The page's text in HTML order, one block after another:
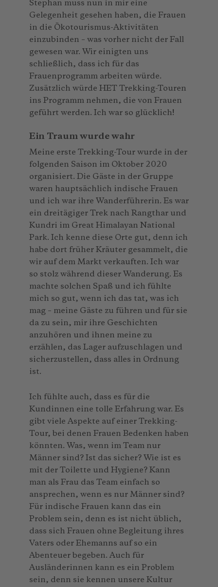
Stephan muss nun in mir eine
Gelegenheit gesehen haben, die Frauen
in die Ökotourismus-Aktivitäten
einzubinden – was vorher nicht der Fall
gewesen war. Wir einigten uns
schließlich, dass ich für das
Frauenprogramm arbeiten würde.
Zusätzlich würde HET Trekking-Touren
ins Programm nehmen, die von Frauen
geführt werden. Ich war so glücklich!
Ein Traum wurde wahr
Meine erste Trekking-Tour wurde in der
folgenden Saison im Oktober 2020
organisiert. Die Gäste in der Gruppe
waren hauptsächlich indische Frauen
und ich war ihre Wanderführerin. Es war
ein dreitägiger Trek nach Rangthar und
Kundri im Great Himalayan National
Park. Ich kenne diese Orte gut, denn ich
habe dort früher Kräuter gesammelt, die
wir auf dem Markt verkauften. Ich war
so stolz während dieser Wanderung. Es
machte solchen Spaß und ich fühlte
mich so gut, wenn ich das tat, was ich
mag – meine Gäste zu führen und für sie
da zu sein, mir ihre Geschichten
anzuhören und ihnen meine zu
erzählen, das Lager aufzuschlagen und
sicherzustellen, dass alles in Ordnung
ist.
Ich fühlte auch, dass es für die
Kundinnen eine tolle Erfahrung war. Es
gibt viele Aspekte auf einer Trekking-
Tour, bei denen Frauen Bedenken haben
könnten. Was, wenn im Team nur
Männer sind? Ist das sicher? Wie ist es
mit der Toilette und Hygiene? Kann
man als Frau das Team einfach so
ansprechen, wenn es nur Männer sind?
Für indische Frauen kann das ein
Problem sein, denn es ist nicht üblich,
dass sich Frauen ohne Begleitung ihres
Vaters oder Ehemanns auf so ein
Abenteuer begeben. Auch für
Ausländerinnen kann es ein Problem
sein, denn sie kennen unsere Kultur